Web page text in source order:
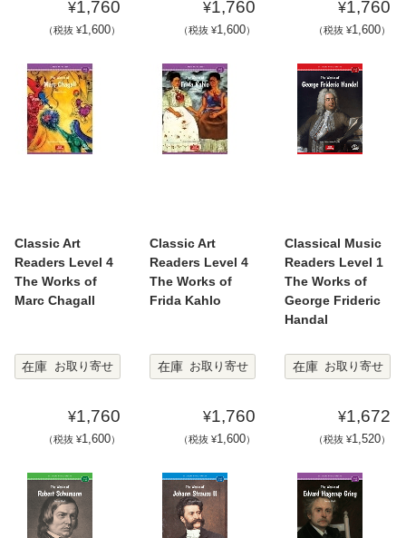
¥1,760
（税抜 ¥1,600）
¥1,760
（税抜 ¥1,600）
¥1,760
（税抜 ¥1,600）
Classic Art
Readers Level 4
The Works of
Marc Chagall
在庫 お取り寄せ
¥1,760
（税抜 ¥1,600）
Classic Art
Readers Level 4
The Works of
Frida Kahlo
在庫 お取り寄せ
¥1,760
（税抜 ¥1,600）
Classical Music
Readers Level 1
The Works of
George Frideric
Handal
在庫 お取り寄せ
¥1,672
（税抜 ¥1,520）